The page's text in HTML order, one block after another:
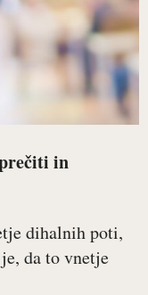
in
dihalnih poti,
da to vnetje